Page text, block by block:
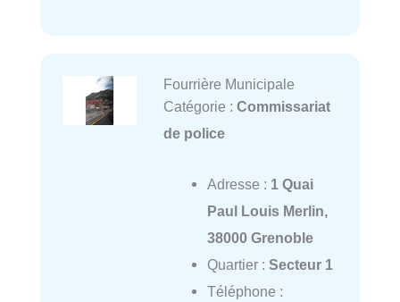
Fourrière Municipale
Catégorie : Commissariat
de police
Adresse : 1 Quai
Paul Louis Merlin,
38000 Grenoble
Quartier : Secteur 1
Téléphone :